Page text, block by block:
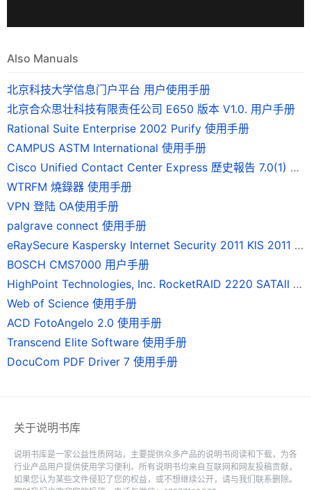
Also Manuals
北京科技大学信息门户平台 用户使用手册
北京合众思壮科技有限责任公司 E650 版本 V1.0. 用户手册
Rational Suite Enterprise 2002 Purify 使用手册
CAMPUS ASTM International 使用手册
Cisco Unified Contact Center Express 歷史報告 7.0(1) 版使用手冊
WTRFM 燒錄器 使用手册
VPN 登陆 OA使用手册
palgrave connect 使用手册
eRaySecure Kaspersky Internet Security 2011 KIS 2011 使用手册
BOSCH CMS7000 用户手册
HighPoint Technologies, Inc. RocketRAID 2220 SATAII 磁碟陣列卡 使用手冊
Web of Science 使用手册
ACD FotoAngelo 2.0 使用手册
Transcend Elite Software 使用手册
DocuCom PDF Driver 7 使用手册
关于说明书库
说明书库是一家公益性质网站，主要提供众多产品的说明书阅读和下载，为各
行业产品用户提供使用学习便利。所有说明书均来自互联网和网友投稿贡献，
如果您认为某些文件侵犯了您的权益，或不想继续公开，请与我们联系删除。